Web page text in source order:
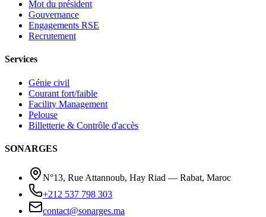
Mot du président
Gouvernance
Engagements RSE
Recrutement
Services
Génie civil
Courant fort/faible
Facility Management
Pelouse
Billetterie & Contrôle d'accès
SONARGES
N°13, Rue Attannoub, Hay Riad — Rabat, Maroc
+212 537 798 303
contact@sonarges.ma